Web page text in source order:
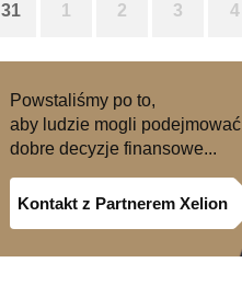
31 1 2 3 4
Powstaliśmy po to,
aby ludzie mogli podejmować
dobre decyzje finansowe...
Kontakt z Partnerem Xelion